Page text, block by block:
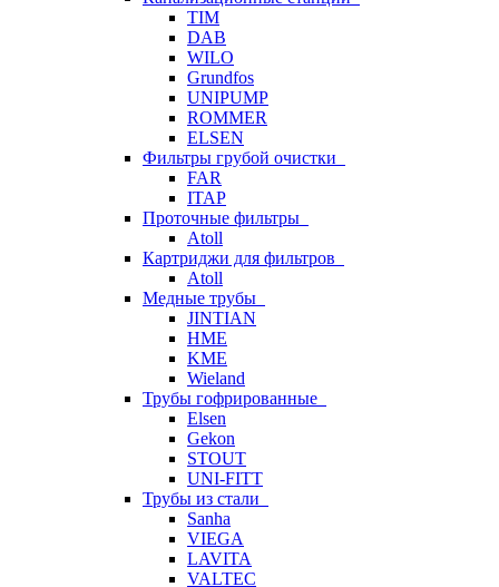
TIM
DAB
WILO
Grundfos
UNIPUMP
ROMMER
ELSEN
Фильтры грубой очистки
FAR
ITAP
Проточные фильтры
Atoll
Картриджи для фильтров
Atoll
Медные трубы
JINTIAN
HME
KME
Wieland
Трубы гофрированные
Elsen
Gekon
STOUT
UNI-FITT
Трубы из стали
Sanha
VIEGA
LAVITA
VALTEC